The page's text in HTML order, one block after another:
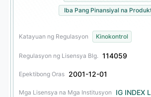
Iba Pang Pinansiyal na
Katayuan ng Regulasyon Kinokontrol
Regulasyon ng Lisensya Blg. 114059
Epektibong Oras 2001-12-01
Mga Lisensya na Mga Institusyon IG INDEX